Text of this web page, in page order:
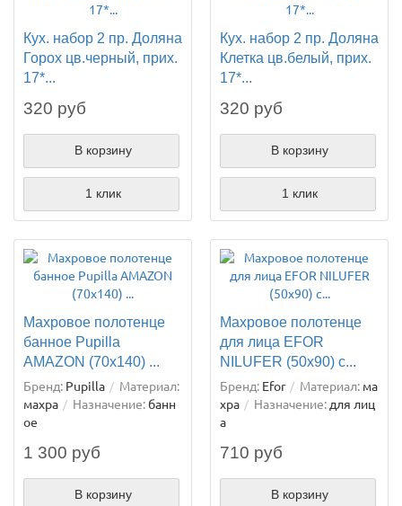
Кух. набор 2 пр. Доляна
Горох цв.черный, прих.
17*...
320 руб
В корзину
1 клик
Кух. набор 2 пр. Доляна
Клетка цв.белый, прих.
17*...
320 руб
В корзину
1 клик
Махровое полотенце
банное Pupilla
AMAZON (70х140) ...
Бренд: Pupilla
Материал:
махра
Назначение: банн
ое
1 300 руб
В корзину
Махровое полотенце
для лица EFOR
NILUFER (50х90) с...
Бренд: Efor Материал: ма
хра
Назначение: для лиц
а
710 руб
В корзину